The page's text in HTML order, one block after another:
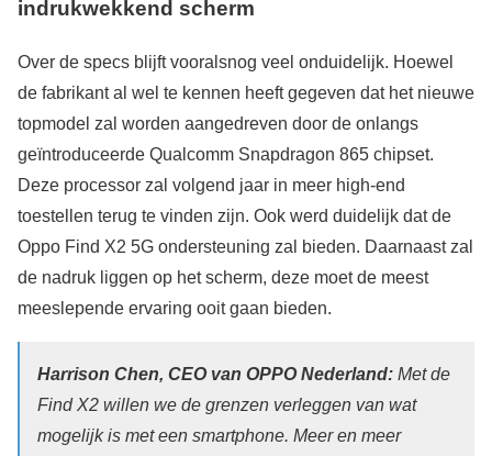
indrukwekkend scherm
Over de specs blijft vooralsnog veel onduidelijk. Hoewel
de fabrikant al wel te kennen heeft gegeven dat het nieuwe
topmodel zal worden aangedreven door de onlangs
geïntroduceerde Qualcomm Snapdragon 865 chipset.
Deze processor zal volgend jaar in meer high-end
toestellen terug te vinden zijn. Ook werd duidelijk dat de
Oppo Find X2 5G ondersteuning zal bieden. Daarnaast zal
de nadruk liggen op het scherm, deze moet de meest
meeslepende ervaring ooit gaan bieden.
Harrison Chen, CEO van OPPO Nederland: Met de
Find X2 willen we de grenzen verleggen van wat
mogelijk is met een smartphone. Meer en meer